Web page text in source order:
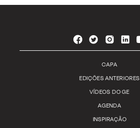
CAPA
EDIÇÕES ANTERIORES
VÍDEOS DO GE
AGENDA
INSPIRAÇÃO